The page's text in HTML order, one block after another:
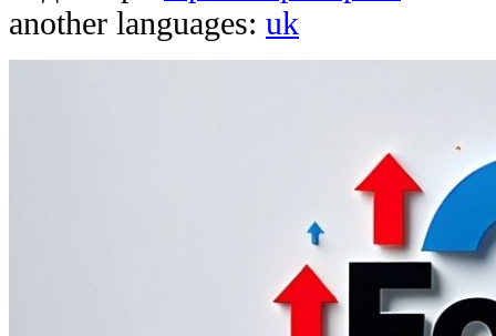
another languages: uk